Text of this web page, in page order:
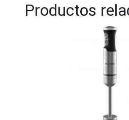
Productos